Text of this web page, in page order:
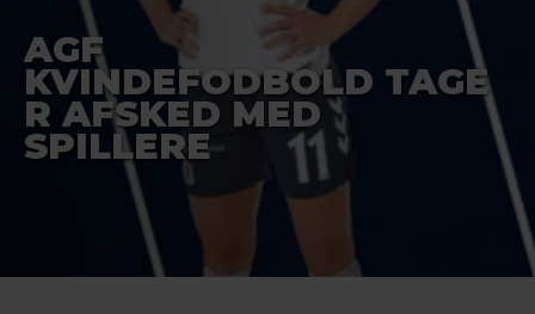
AGF
KVINDEFODBOLD TAGE
R AFSKED MED
SPILLERE